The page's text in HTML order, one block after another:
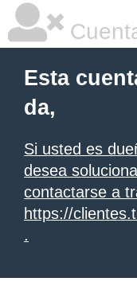
Esta
da,
Si usted es
desea
contactarse a
https://
.